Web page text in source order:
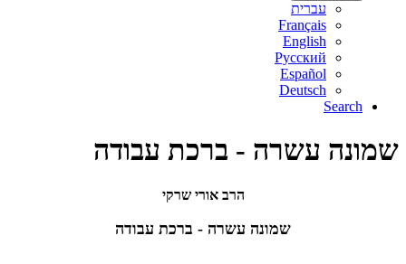
עברית
Français
English
Русский
Español
Deutsch
Search
שמונה עשרה - ברכת עבודה
הרב אורי שרקי
שמונה עשרה - ברכת עבודה